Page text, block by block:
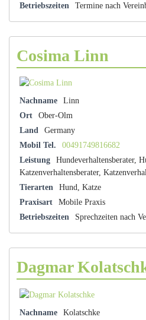
Betriebszeiten
Termine nach
Cosima Linn
Nachname
Linn
Ort
Ober-Olm
Land
Germany
Mobil Tel.
00491749816682
Leistung
Hundeverhaltensberater,
Katzenverhaltensberater,
Tierarten
Hund, Katze
Praxisart
Mobile Praxis
Betriebszeiten
Sprechzeiten nach
Dagmar
Nachname
Kolatschke